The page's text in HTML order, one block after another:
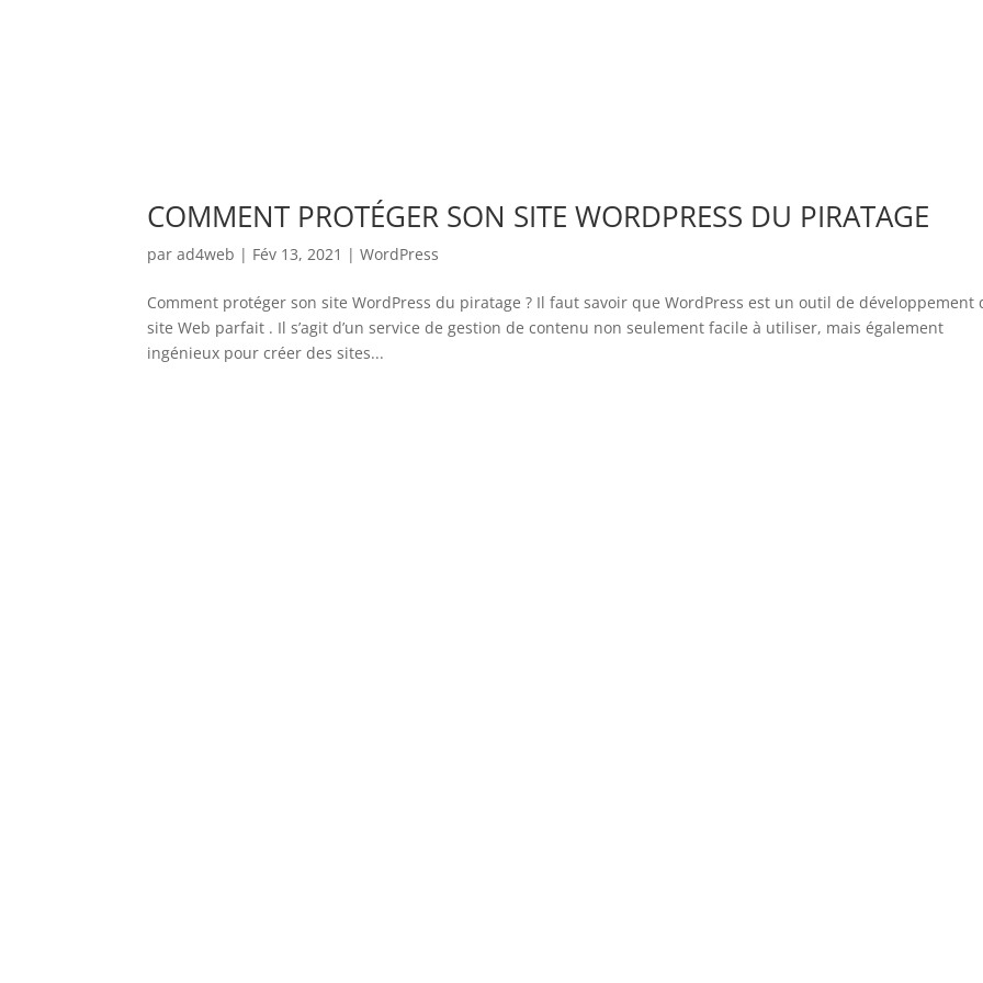
COMMENT PROTÉGER SON SITE WORDPRESS DU PIRATAGE
parad4web | Fév 13, 2021 |WordPress
Comment protéger son site WordPress du piratage ? Il faut savoir que WordPress est un outil de développement
site Web parfait . Il s’agit d’un service de gestion de contenu non seulement facile à utiliser, mais également
ingénieux pour créer des sites...